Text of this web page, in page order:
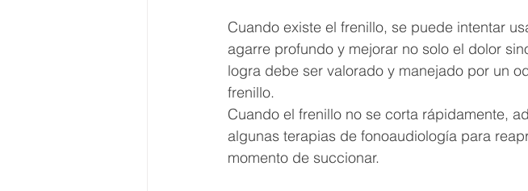
Cuando existe el frenillo, se puede intentar
agarre profundo y mejorar no solo el dolor
logra debe ser valorado y manejado por un
frenillo.
Cuando el frenillo no se corta rápidamente,
algunas terapias de fonoaudiología para
momento de succionar.